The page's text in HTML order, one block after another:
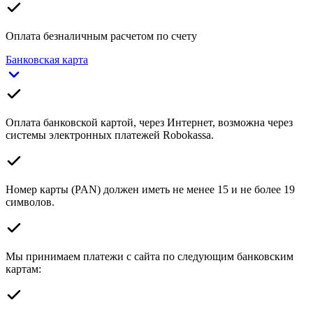
Оплата безналичным расчетом по счету
Банковская карта
Оплата банковской картой, через Интернет, возможна через
системы электронных платежей Robokassa.
Номер карты (PAN) должен иметь не менее 15 и не более 19
символов.
Мы принимаем платежи с сайта по следующим банковским
картам: